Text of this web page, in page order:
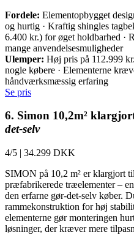
Fordele: Elementopbygget
og hurtig · Kraftig shingles
6.400 kr.) for øget holdbarhed ·
mange anvendelsesmuligheder
Ulemper: Høj pris på 112.999
nogle købere · Elementerne
håndværksmæssig erfaring
Se pris
6. Simon 10,2m²
det-selv
4/5 | 34.299 DKK
SIMON på 10,2 m² er klargjort
præfabrikerede træelementer –
den erfarne gør-det-selv køber.
rammekonstruktion for høj
elementerne gør monteringen
løsninger, der kræver mere